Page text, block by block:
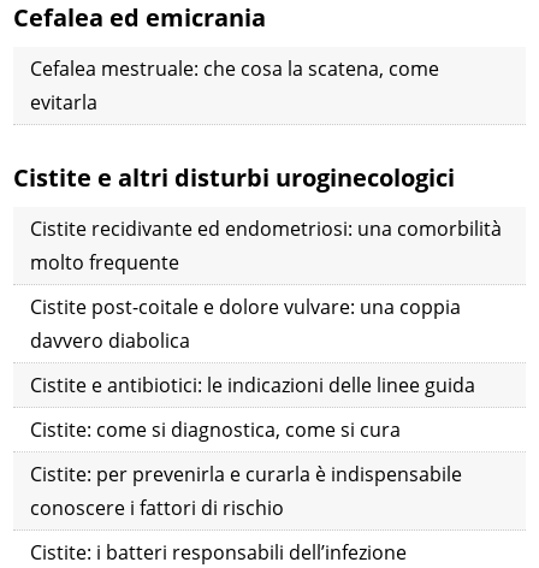
Cefalea ed emicrania
Cefalea mestruale: che cosa la scatena, come
evitarla
Cistite e altri disturbi uroginecologici
Cistite recidivante ed endometriosi: una comorbilità
molto frequente
Cistite post-coitale e dolore vulvare: una coppia
davvero diabolica
Cistite e antibiotici: le indicazioni delle linee guida
Cistite: come si diagnostica, come si cura
Cistite: per prevenirla e curarla è indispensabile
conoscere i fattori di rischio
Cistite: i batteri responsabili dell’infezione